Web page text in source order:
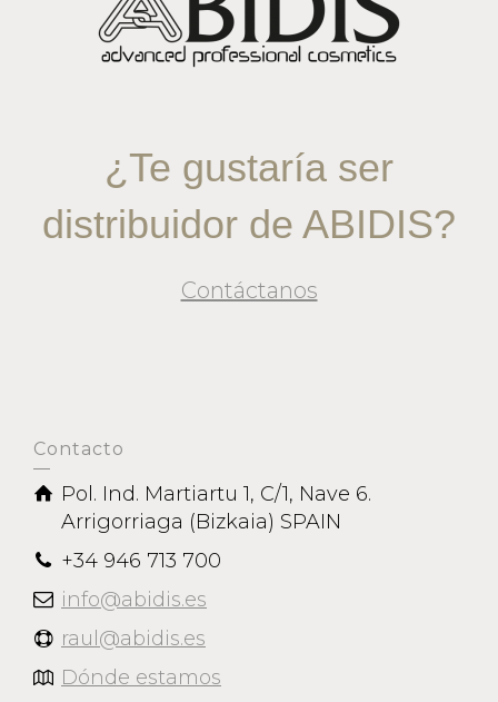
¿Te gustaría ser
distribuidor de ABIDIS?
Contáctanos
Contacto
Pol. Ind. Martiartu 1, C/1, Nave 6.
Arrigorriaga (Bizkaia) SPAIN
+34 946 713 700
info@abidis.es
raul@abidis.es
Dónde estamos